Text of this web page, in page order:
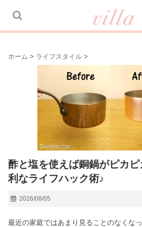
ホーム > ライフスタイル >
酢と塩を使えば銅鍋がピカ
利なライフハック術♪
2026/08/05
最近の家庭ではあまり見ることのなくな